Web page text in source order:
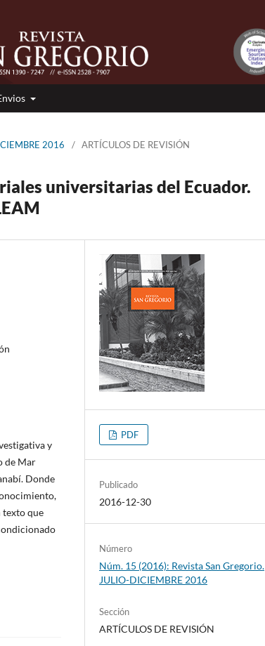
2016 / ARTÍCULOS DE REVISIÓN
universitarias del Ecuador.
y
de Mar
Donde
texto que
PDF
Publicado
2016-12-30
Número
Núm. 15 (2016): Revista San Gregorio.
JULIO-DICIEMBRE 2016
Sección
ARTÍCULOS DE REVISIÓN